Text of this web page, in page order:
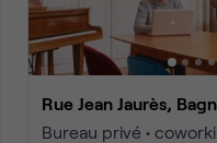
Rue Jean Jaurès,
Bureau privé •